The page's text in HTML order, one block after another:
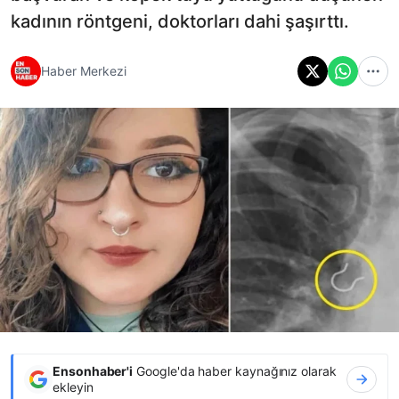
kadının röntgeni, doktorları dahi şaşırttı.
Haber Merkezi
Ensonhaber'i Google'da haber kaynağınız olarak
ekleyin